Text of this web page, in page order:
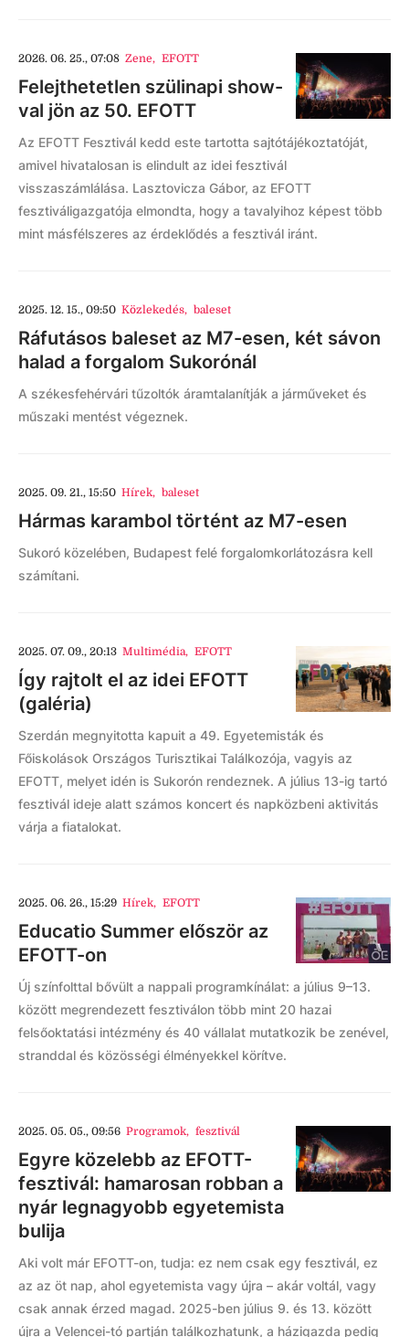
2026. 06. 25., 07:08 Zene, EFOTT
Felejthetetlen szülinapi show-
val jön az 50. EFOTT
Az EFOTT Fesztivál kedd este tartotta sajtótájékoztatóját,
amivel hivatalosan is elindult az idei fesztivál
visszaszámlálása. Lasztovicza Gábor, az EFOTT
fesztiváligazgatója elmondta, hogy a tavalyihoz képest több
mint másfélszeres az érdeklődés a fesztivál iránt.
2025. 12. 15., 09:50 Közlekedés, baleset
Ráfutásos baleset az M7-esen, két sávon
halad a forgalom Sukorónál
A székesfehérvári tűzoltók áramtalanítják a járműveket és
műszaki mentést végeznek.
2025. 09. 21., 15:50 Hírek, baleset
Hármas karambol történt az M7-esen
Sukoró közelében, Budapest felé forgalomkorlátozásra kell
számítani.
2025. 07. 09., 20:13 Multimédia, EFOTT
Így rajtolt el az idei EFOTT
(galéria)
Szerdán megnyitotta kapuit a 49. Egyetemisták és
Főiskolások Országos Turisztikai Találkozója, vagyis az
EFOTT, melyet idén is Sukorón rendeznek. A július 13-ig tartó
fesztivál ideje alatt számos koncert és napközbeni aktivitás
várja a fiatalokat.
2025. 06. 26., 15:29 Hírek, EFOTT
Educatio Summer először az
EFOTT-on
Új színfolttal bővült a nappali programkínálat: a július 9–13.
között megrendezett fesztiválon több mint 20 hazai
felsőoktatási intézmény és 40 vállalat mutatkozik be zenével,
stranddal és közösségi élményekkel körítve.
2025. 05. 05., 09:56 Programok, fesztivál
Egyre közelebb az EFOTT-
fesztivál: hamarosan robban a
nyár legnagyobb egyetemista
bulija
Aki volt már EFOTT-on, tudja: ez nem csak egy fesztivál, ez
az az öt nap, ahol egyetemista vagy újra – akár voltál, vagy
csak annak érzed magad. 2025-ben július 9. és 13. között
újra a Velencei-tó partján találkozhatunk, a házigazda pedig